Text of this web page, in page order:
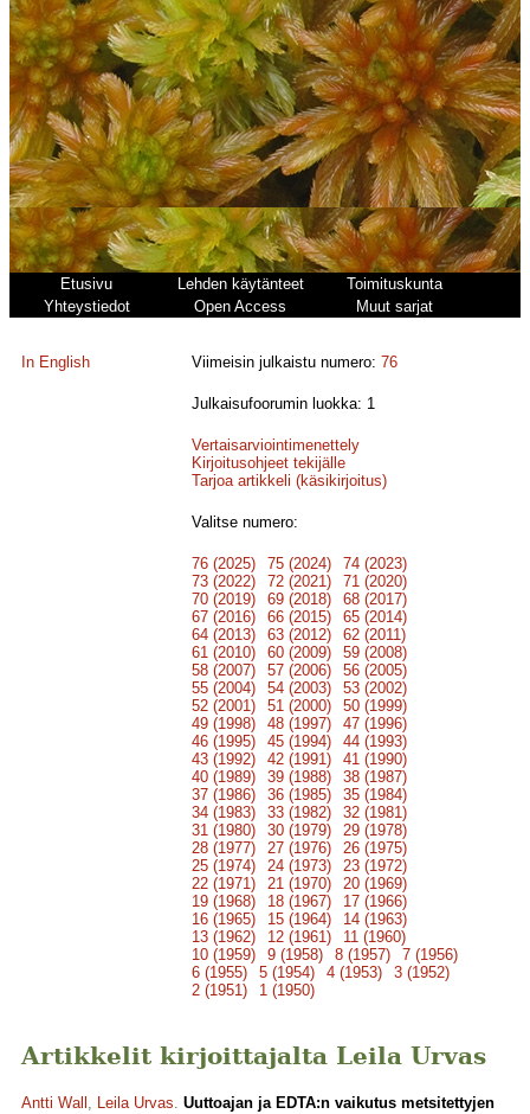
Etusivu Lehden käytänteet
Toimituskunta
Yhteystiedot
Open Access Muut sarjat
In English Viimeisin julkaistu numero:76
Julkaisufoorumin luokka: 1
Vertaisarviointimenettely
Kirjoitusohjeet tekijälle
Tarjoa artikkeli (käsikirjoitus)
Valitse numero:
76 (2025) 75 (2024)
74 (2023)
73 (2022)
72 (2021)
71 (2020)
70 (2019)
69 (2018)
68 (2017)
67 (2016)
66 (2015)
65 (2014)
64 (2013)
63 (2012)
62 (2011)
61 (2010)
60 (2009)
59 (2008)
58 (2007)
57 (2006)
56 (2005)
55 (2004)
54 (2003)
53 (2002)
52 (2001)
51 (2000)
50 (1999)
49 (1998)
48 (1997)
47 (1996)
46 (1995)
45 (1994)
44 (1993)
43 (1992)
42 (1991)
41 (1990)
40 (1989)
39 (1988)
38 (1987)
37 (1986)
36 (1985)
35 (1984)
34 (1983)
33 (1982)
32 (1981)
31 (1980)
30 (1979)
29 (1978)
28 (1977)
27 (1976)
26 (1975)
25 (1974)
24 (1973)
23 (1972)
22 (1971)
21 (1970)
20 (1969)
19 (1968)
18 (1967)
17 (1966)
16 (1965)
15 (1964)
14 (1963)
13 (1962)
12 (1961)
11 (1960)
10 (1959)
9 (1958) 8 (1957)
7 (1956)
6 (1955)
5 (1954) 4 (1953)
3 (1952)
2 (1951)
1 (1950)
Artikkelit kirjoittajalta Leila Urvas
Antti Wall , Leila Urvas. Uuttoajan ja EDTA:n vaikutus metsitettyjen